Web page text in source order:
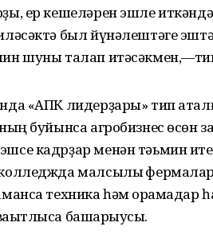
ер кешеләрен эшле
был йүнәлештәге
шуны талап
«АПК лидерҙары» тип
буйынса агробизнес өсөн
кадрҙар менән тәьмин
малсылыҡ
техника һәм ҡорамадар
башҡарыусы.